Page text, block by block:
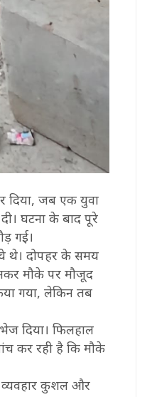
दिया, जब एक युवा
घटना के बाद पूरे
गई।
थे। दोपहर के समय
मौके पर मौजूद
गया, लेकिन तब
दिया। फिलहाल
कर रही है कि मौके
व्यवहार कुशल और